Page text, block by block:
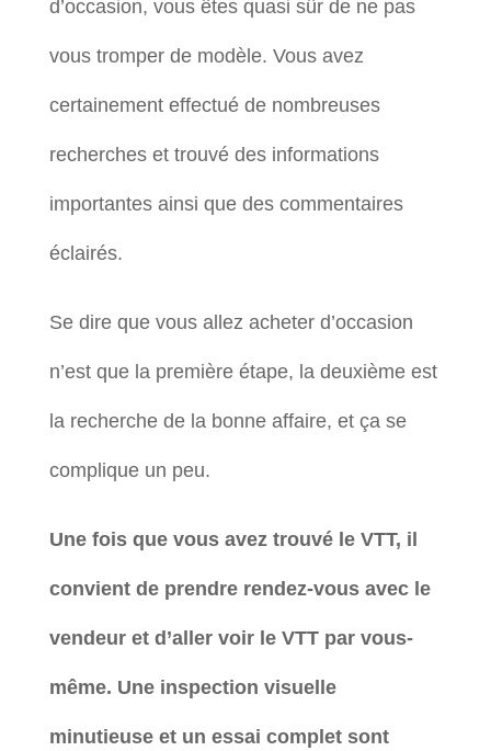
d’occasion, vous êtes quasi sûr de ne pas
vous tromper de modèle. Vous avez
certainement effectué de nombreuses
recherches et trouvé des informations
importantes ainsi que des commentaires
éclairés.
Se dire que vous allez acheter d’occasion
n’est que la première étape, la deuxième est
la recherche de la bonne affaire, et ça se
complique un peu.
Une fois que vous avez trouvé le VTT, il
convient de prendre rendez-vous avec le
vendeur et d’aller voir le VTT par vous-
même. Une inspection visuelle
minutieuse et un essai complet sont